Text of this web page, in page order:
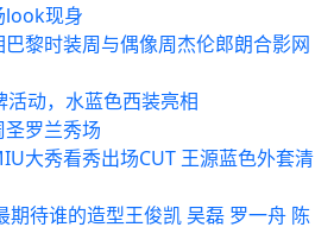
look现身
黎时装周与偶像周杰伦郎朗合影网
活动，水蓝色西装亮相
罗兰秀场
大秀看秀出场CUT 王源蓝色外套清
期待谁的造型王俊凯 吴磊 罗一舟 陈